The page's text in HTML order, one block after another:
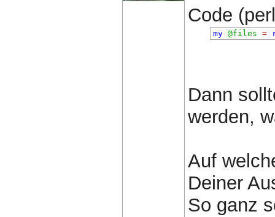
Code
my @files =
Dann
werden,
Auf
Deiner
So ganz